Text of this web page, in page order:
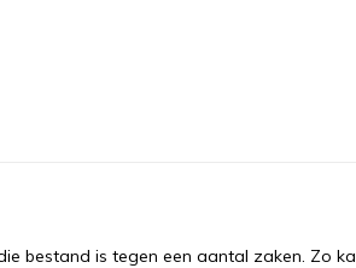
bestand is tegen een aantal zaken. Zo